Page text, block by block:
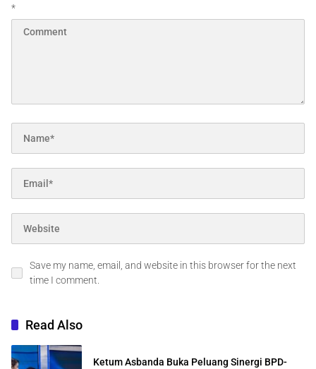
*
Save my name, email, and website in this browser for the next
time I comment.
Read Also
Ketum Asbanda Buka Peluang Sinergi BPD-